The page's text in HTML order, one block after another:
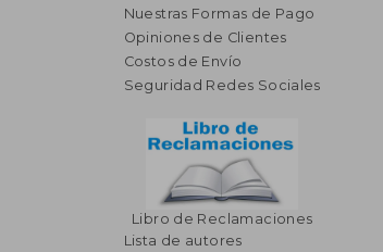
Nuestras Formas de Pago
Opiniones de Clientes
Costos de Envío
Seguridad Redes Sociales
Libro de Reclamaciones
Lista de autores